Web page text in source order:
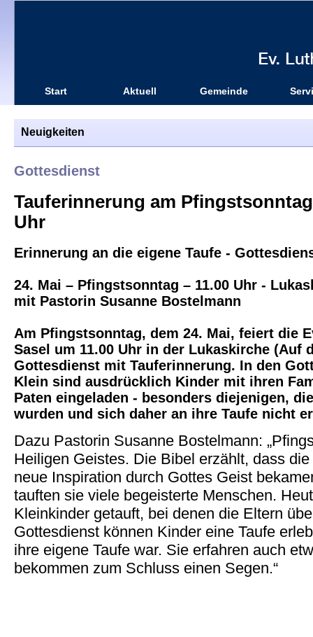
Start Aktuell Gemeinde
Neuigkeiten
Gottesdienst
Tauferinnerung am
Uhr
Erinnerung an die eigene Taufe -
24. Mai – Pfingstsonntag – 11.00 Uhr -
mit Pastorin Susanne Bostelmann
Am Pfingstsonntag, dem 24. Mai, feiert die
Sasel um 11.00 Uhr in der Lukaskirche (Auf
Gottesdienst mit Tauferinnerung. In den
Klein sind ausdrücklich Kinder mit ihren
Paten eingeladen - besonders diejenigen,
wurden und sich daher an ihre Taufe nicht
Dazu Pastorin Susanne Bostelmann:
Heiligen Geistes. Die Bibel erzählt, dass
neue Inspiration durch Gottes Geist
tauften sie viele begeisterte Menschen.
Kleinkinder getauft, bei denen die Eltern
Gottesdienst können Kinder eine Taufe
ihre eigene Taufe war. Sie erfahren auch
bekommen zum Schluss einen Segen.“